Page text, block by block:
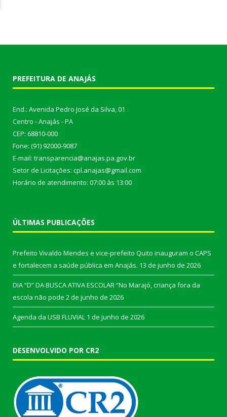
PREFEITURA DE ANAJÁS
End.: Avenida Pedro José da Silva, 01
Centro - Anajás - PA
CEP: 68810-000
Fone: (91) 92000-9087
E-mail: transparencia@anajas.pa.gov.br
Setor de Licitações: cpl.anajas@gmail.com
Horário de atendimento: 07:00 às 13:00
ÚLTIMAS PUBLICAÇÕES
Prefeito Vivaldo Mendes e vice-prefeito Quito inauguram o CAPS
e fortalecem a saúde pública em Anajás. 13 de junho de 2026
DIA “D” DA BUSCA ATIVA ESCOLAR “No Marajó, criança fora da
escola não pode 2 de junho de 2026
Agenda da USB FLUVIAL 1 de junho de 2026
DESENVOLVIDO POR CR2